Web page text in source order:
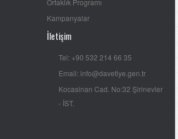
Kampanyalar
İletişim
Tel: +90 532 214 66 35
Email: info@davetiye.gen.tr
Kocasinan Cad. No:32 Şirinevler
- İST.